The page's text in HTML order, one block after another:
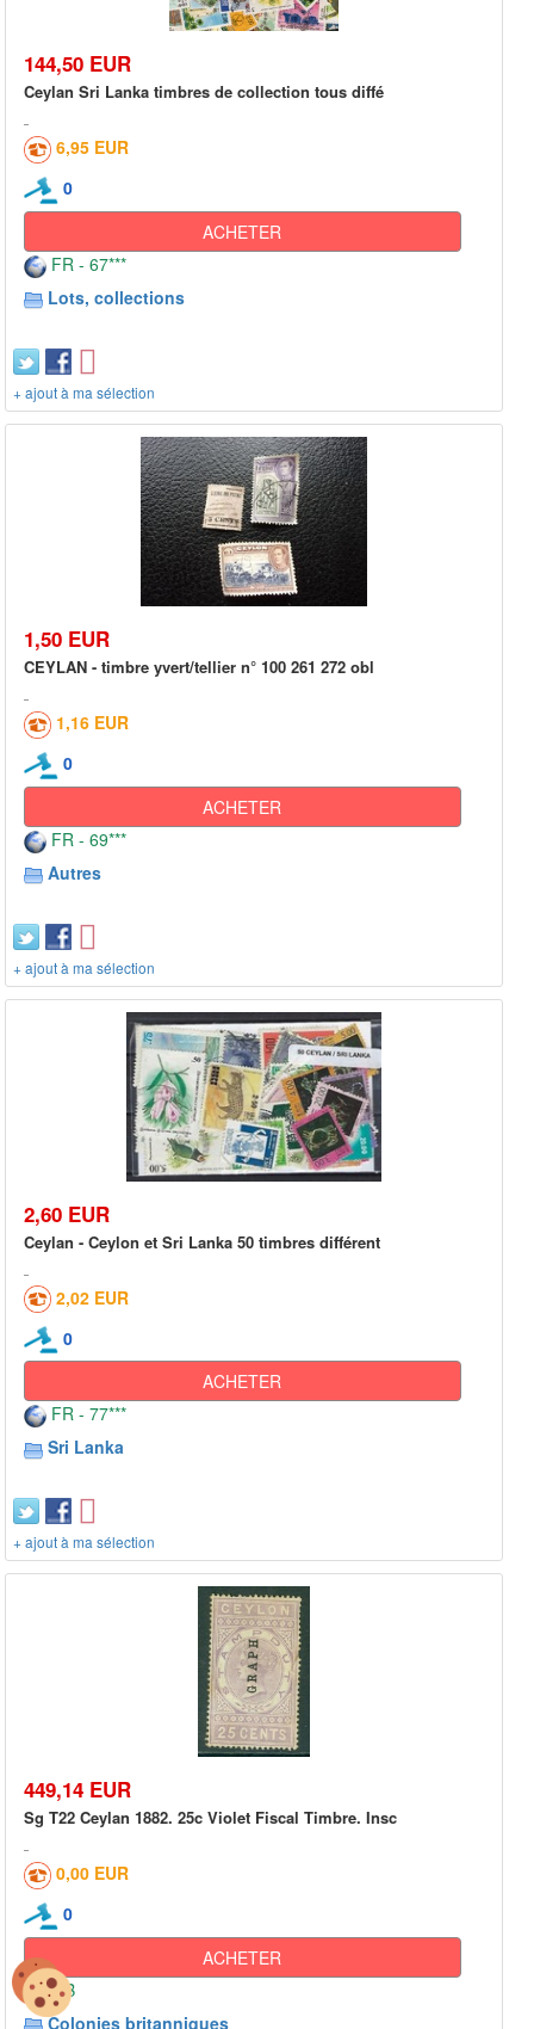
144,50 EUR
Ceylan Sri Lanka timbres de collection tous diffé
6,95 EUR
0
ACHETER
FR - 67***
Lots, collections
+ ajout à ma sélection
1,50 EUR
CEYLAN - timbre yvert/tellier n° 100 261 272 obl
1,16 EUR
0
ACHETER
FR - 69***
Autres
+ ajout à ma sélection
2,60 EUR
Ceylan - Ceylon et Sri Lanka 50 timbres différent
2,02 EUR
0
ACHETER
FR - 77***
Sri Lanka
+ ajout à ma sélection
449,14 EUR
Sg T22 Ceylan 1882. 25c Violet Fiscal Timbre. Insc
0,00 EUR
0
ACHETER
GB
Colonies britanniques